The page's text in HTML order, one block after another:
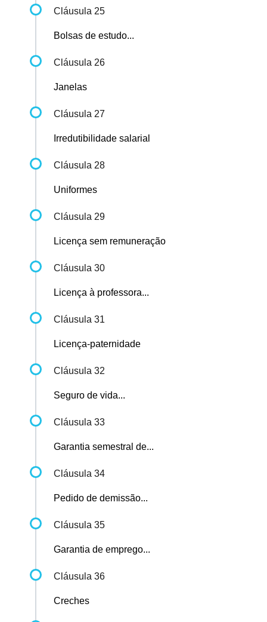
Cláusula 25
Bolsas de estudo...
Cláusula 26
Janelas
Cláusula 27
Irredutibilidade salarial
Cláusula 28
Uniformes
Cláusula 29
Licença sem remuneração
Cláusula 30
Licença à professora...
Cláusula 31
Licença-paternidade
Cláusula 32
Seguro de vida...
Cláusula 33
Garantia semestral de...
Cláusula 34
Pedido de demissão...
Cláusula 35
Garantia de emprego...
Cláusula 36
Creches